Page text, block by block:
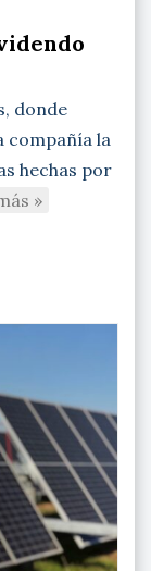
donde
compañía la
hechas por
»